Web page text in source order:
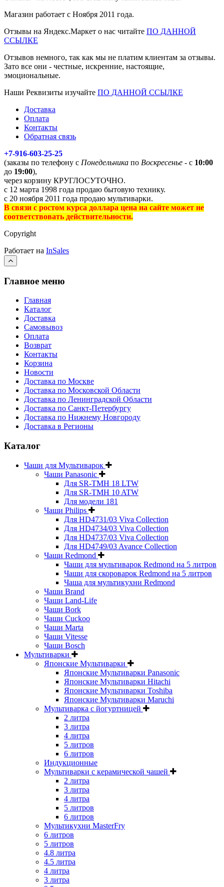
Магазин работает с Ноября 2011 года.
Отзывы на Яндекс.Маркет о нас читайте ПО ДАННОЙ
ССЫЛКЕ
Отзывов немного, так как мы не платим клиентам за отзывы.
Зато все они - честные, искренние, настоящие,
эмоциональные.
Наши Реквизиты изучайте ПО ДАННОЙ ССЫЛКЕ
Доставка
Оплата
Контакты
Обратная связь
+7-916-603-25-25
(заказы по телефону с Понедельника по Воскресенье - с 10:00
до 19:00),
через корзину КРУГЛОСУТОЧНО.
с 12 марта 1998 года продаю бытовую технику.
с 20 ноября 2011 года продаю мультиварки.
В связи с ростом курса доллара цена на сайте может не
соответствовать действительности.
Copyright
Работает на InSales
Главное меню
Главная
Каталог
Доставка
Самовывоз
Оплата
Возврат
Контакты
Корзина
Новости
Доставка по Москве
Доставка по Московской Области
Доставка по Ленинградской Области
Доставка по Санкт-Петербургу
Доставка по Нижнему Новгороду
Доставка в Регионы
Каталог
Чаши для Мультиварок
Чаши Panasonic
Для SR-TMH 18 LTW
Для SR-TMH 10 ATW
Для модели 181
Чаши Philips
Для HD4731/03 Viva Collection
Для HD4734/03 Viva Collection
Для HD4737/03 Viva Collection
Для HD4749/03 Avance Collection
Чаши Redmond
Чаши для мультиварок Redmond на 5 литров
Чаши для скороварок Redmond на 5 литров
Чаша для мультикухни Redmond
Чаши Brand
Чаши Land-Life
Чаши Bork
Чаши Cuckoo
Чаши Marta
Чаши Vitesse
Чаши Bosch
Мультиварки
Японские Мультиварки
Японские Мультиварки Panasonic
Японские Мультиварки Hitachi
Японские Мультиварки Toshiba
Японские Мультиварки Maruchi
Мультиварка с йогуртницей
2 литра
3 литра
4 литра
5 литров
6 литров
Индукционные
Мультиварки с керамической чашей
2 литра
3 литра
4 литра
5 литров
6 литров
Мультикухни MasterFry
6 литров
5 литров
4.8 литра
4.5 литра
4 литра
3 литра